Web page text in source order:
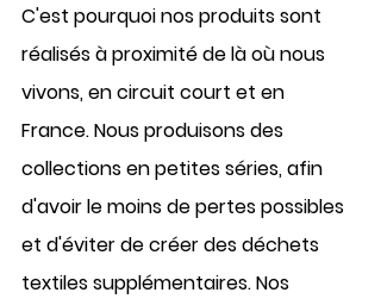
C'est pourquoi nos produits sont
réalisés à proximité de là où nous
vivons, en circuit court et en
France. Nous produisons des
collections en petites séries, afin
d'avoir le moins de pertes possibles
et d'éviter de créer des déchets
textiles supplémentaires. Nos